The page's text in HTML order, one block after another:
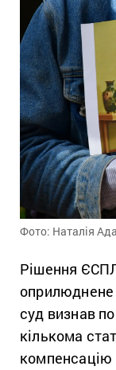
Фото: Наталія
Рішення
оприлюднене
суд визнав
кількома
компенсацію